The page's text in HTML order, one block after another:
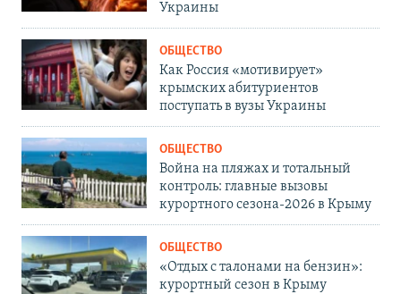
Украины
ОБЩЕСТВО
Как Россия «мотивирует»
крымских абитуриентов
поступать в вузы Украины
ОБЩЕСТВО
Война на пляжах и тотальный
контроль: главные вызовы
курортного сезона-2026 в Крыму
ОБЩЕСТВО
«Отдых с талонами на бензин»:
курортный сезон в Крыму